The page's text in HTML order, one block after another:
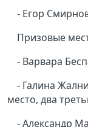
- Егор
Призовые
- Варвара
- Галина
место, два
- Александр